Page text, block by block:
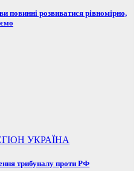
повинні розвиватися рівномірно,
УКРАЇНА
трибуналу проти РФ